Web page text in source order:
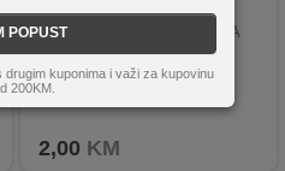
POPUST
drugim kuponima i važi za kupovinu
200KM.
home ST 1/BK
Prekidač, WIPP, 250 V~/ 3 A
2,00 KM